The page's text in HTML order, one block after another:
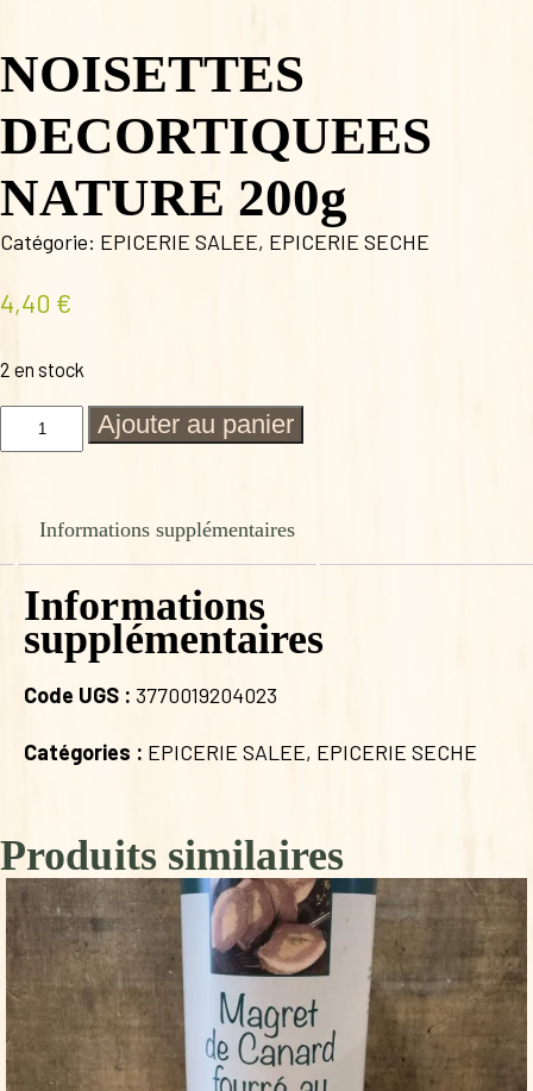
NOISETTES
DECORTIQUEES
NATURE 200g
Catégorie: EPICERIE SALEE, EPICERIE SECHE
4,40 €
2 en stock
quantité
NATURE
Ajouter au panier
Informations supplémentaires
Informations
supplémentaires
Code UGS : 3770019204023
Catégories : EPICERIE SALEE, EPICERIE SECHE
Produits similaires